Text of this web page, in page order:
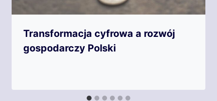
Transformacja cyfrowa a rozwój
gospodarczy Polski